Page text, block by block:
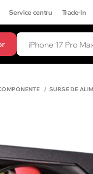
Service centru Trade-In
SURSE DE